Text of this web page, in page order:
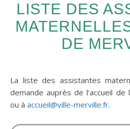
LISTE DES
DE
La liste des assistantes
demande auprès de l’accueil de
ou à accueil@ville-merville.fr.